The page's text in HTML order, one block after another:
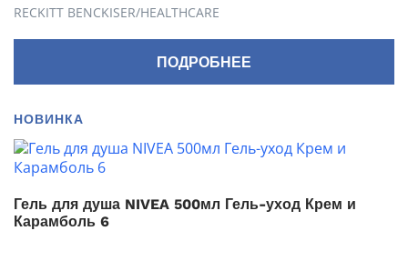
RECKITT BENCKISER/НEALTHСARE
ПОДРОБНЕЕ
НОВИНКА
Гель для душа NIVEA 500мл Гель-уход Крем и
Карамболь 6